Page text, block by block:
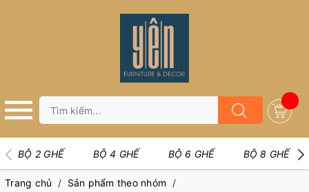
BỘ 2 GHẾ BỘ 4 GHẾ BỘ 6 GHẾ BỘ 8 GHẾ
Trang chủ / Sản phẩm theo nhóm
/